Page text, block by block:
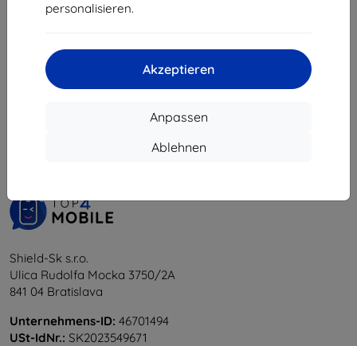
personalisieren.
Akzeptieren
Anpassen
Ablehnen
vom ganzen5.
Shield-Sk s.r.o.
Ulica Rudolfa Mocka 3750/2A
841 04 Bratislava
Unternehmens-ID: 46701494
USt-IdNr.: SK2023549671